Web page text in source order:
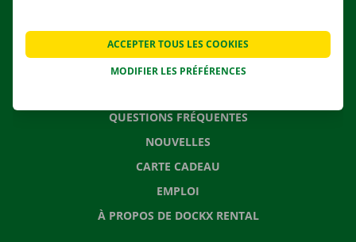
QUESTIONS FRÉQUENTES
NOUVELLES
CARTE CADEAU
EMPLOI
À PROPOS DE DOCKX RENTAL
MODIFIER LES PRÉFÉRENCES
ACCEPTER TOUS LES COOKIES